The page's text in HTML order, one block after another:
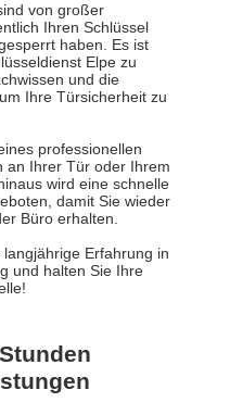
von großer
Ihren Schlüssel
haben. Es ist
Elpe zu
und die
Ihre Türsicherheit zu
professionellen
an Ihrer Tür oder Ihrem
wird eine schnelle
damit Sie wieder
Büro erhalten.
Erfahrung in
und halten Sie Ihre